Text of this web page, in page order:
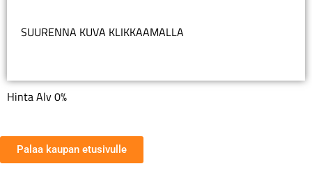
SUURENNA KUVA KLIKKAAMALLA
Hinta Alv 0%
Palaa kaupan etusivulle